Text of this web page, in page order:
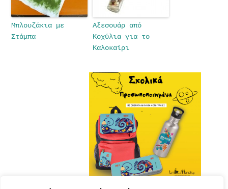
Μπλουζάκια με
Στάμπα
Αξεσουάρ από
Κοχύλια για το
Καλοκαίρι